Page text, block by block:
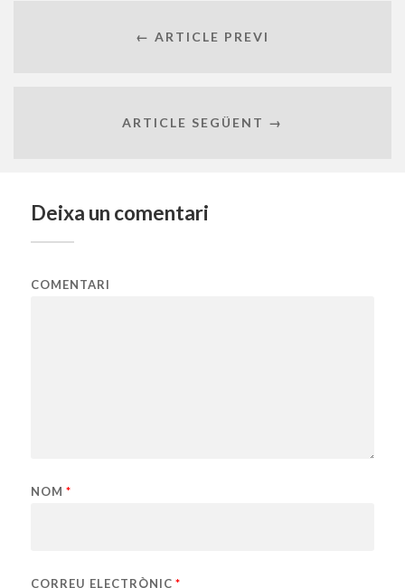
← ARTICLE PREVI
ARTICLE SEGÜENT →
Deixa un comentari
COMENTARI
NOM *
CORREU ELECTRÒNIC *